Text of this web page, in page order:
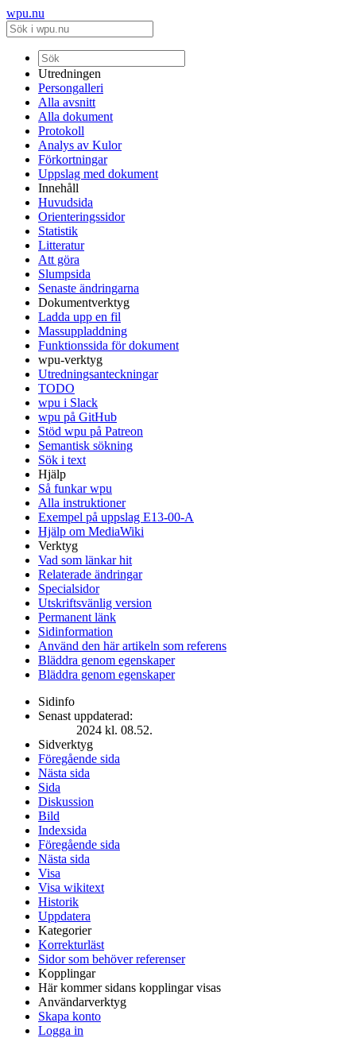
wpu.nu
Utredningen
Persongalleri
Alla avsnitt
Alla dokument
Protokoll
Analys av Kulor
Förkortningar
Uppslag med dokument
Innehåll
Huvudsida
Orienteringssidor
Statistik
Litteratur
Att göra
Slumpsida
Senaste ändringarna
Dokumentverktyg
Ladda upp en fil
Massuppladdning
Funktionssida för dokument
wpu-verktyg
Utredningsanteckningar
TODO
wpu i Slack
wpu på GitHub
Stöd wpu på Patreon
Semantisk sökning
Sök i text
Hjälp
Så funkar wpu
Alla instruktioner
Exempel på uppslag E13-00-A
Hjälp om MediaWiki
Verktyg
Vad som länkar hit
Relaterade ändringar
Specialsidor
Utskriftsvänlig version
Permanent länk
Sidinformation
Använd den här artikeln som referens
Bläddra genom egenskaper
Bläddra genom egenskaper
Sidinfo
Senast uppdaterad:
2024 kl. 08.52.
Sidverktyg
Föregående sida
Nästa sida
Sida
Diskussion
Bild
Indexsida
Föregående sida
Nästa sida
Visa
Visa wikitext
Historik
Uppdatera
Kategorier
Korrekturläst
Sidor som behöver referenser
Kopplingar
Här kommer sidans kopplingar visas
Användarverktyg
Skapa konto
Logga in